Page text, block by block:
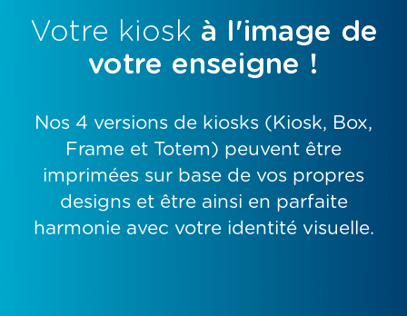
Votre kiosk à l'image de
votre enseigne !
Nos 4 versions de kiosks (Kiosk, Box,
Frame et Totem) peuvent être
imprimées sur base de vos propres
designs et être ainsi en parfaite
harmonie avec votre identité visuelle.